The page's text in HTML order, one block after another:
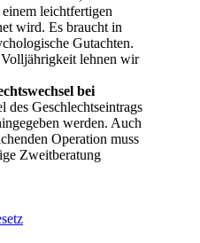
leichtfertigen
wird. Es braucht in
Gutachten.
lehnen wir
bei
des Geschlechtseintrags
werden. Auch
Operation muss
Zweitberatung